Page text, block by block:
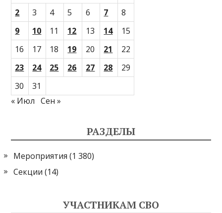
2
3 4 5 6 7
8
9
10 11 12 13 14
15
16
17 18 19 20 21
22
23
24 25 26 27 28
29
30
31
« Июл
Сен »
РАЗДЕЛЫ
Мероприятия (1 380)
Секции (14)
УЧАСТНИКАМ СВО